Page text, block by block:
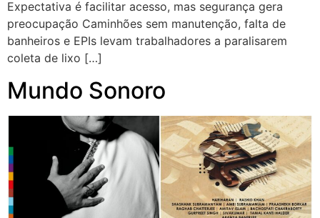
Expectativa é facilitar acesso, mas segurança gera
preocupação Caminhões sem manutenção, falta de
banheiros e EPIs levam trabalhadores a paralisarem
coleta de lixo […]
Mundo Sonoro